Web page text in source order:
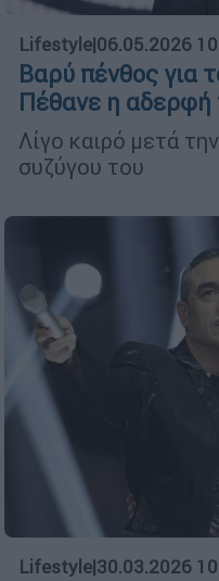
Lifestyle|06.05.2026
Βαρύ πένθος για
Πέθανε η αδερφή
Λίγο καιρό μετά
συζύγου του
Lifestyle|30.03.2026